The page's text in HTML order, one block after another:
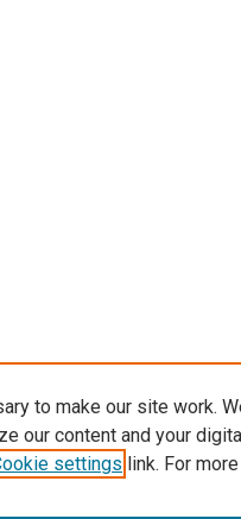
to make our site work.
our content and your
settings link. For